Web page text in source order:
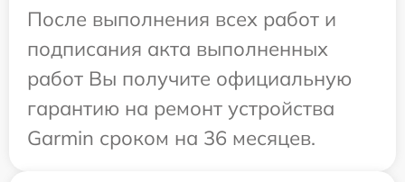
После выполнения всех работ и
подписания акта выполненных
работ Вы получите официальную
гарантию на ремонт устройства
Garmin сроком на 36 месяцев.